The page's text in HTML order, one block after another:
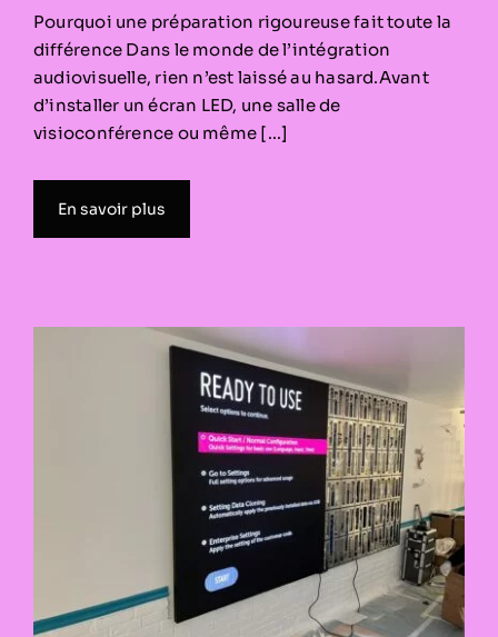
Pourquoi une préparation rigoureuse fait toute la
différence Dans le monde de l’intégration
audiovisuelle, rien n’est laissé au hasard.Avant
d’installer un écran LED, une salle de
visioconférence ou même [...]
En savoir plus